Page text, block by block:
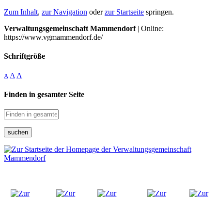
Zum Inhalt, zur Navigation oderzur Startseite springen.
Verwaltungsgemeinschaft Mammendorf| Online:
https://www.vgmammendorf.de/
Schriftgröße
A A A
Finden in gesamter Seite
suchen